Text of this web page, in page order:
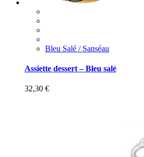
Bleu Salé / Sanséau
Assiette dessert – Bleu salé
32,30 €